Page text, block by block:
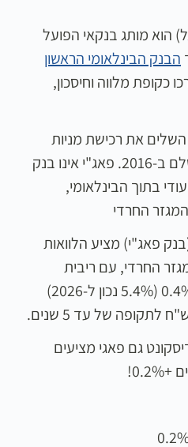
הוא מותג בנקאי הפועל
הבנק הבינלאומי הראשון
כקופת מלווה וחיסכון,
השלים את רכישת מניות
פאג"י, ותהליך המיזוג הושלם ב-2016. פאג"י אינו בנק
בתוך הבינלאומי,
החרדי
פאג"י) מציע הלוואות
החרדי, עם ריבית
אטרקטיבית של פריים + 0.4% (5.4% נכון ל-2026)
גם פאגי מציעים